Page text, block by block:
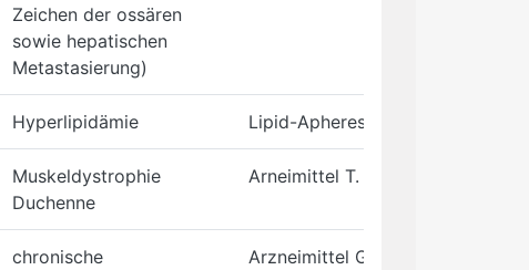
Zeichen der ossären
sowie hepatischen
Metastasierung)
Hyperlipidämie Lipid-Apherese
Muskeldystrophie
Duchenne
Arneimittel T. : Wirkstoff Ataluren
chronische
Arzneimittel Galcanezumab